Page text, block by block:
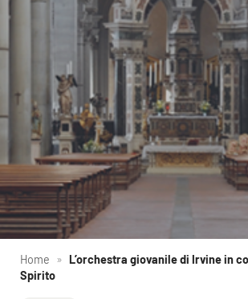
Home » L’orchestra giovanile di Irvine in
Spirito